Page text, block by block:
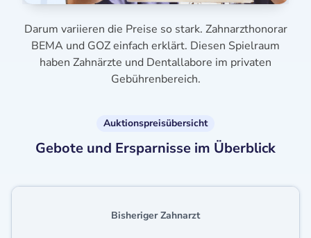
Darum variieren die Preise so stark. Zahnarzthonorar
BEMA und GOZ einfach erklärt. Diesen Spielraum
haben Zahnärzte und Dentallabore im privaten
Gebührenbereich.
Auktionspreisübersicht
Gebote und Ersparnisse im Überblick
Bisheriger Zahnarzt